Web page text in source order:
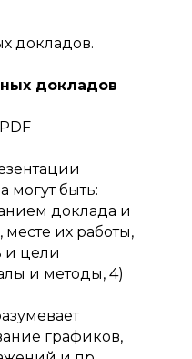
докладов.
докладов
могут быть:
доклада и
их работы,
и цели
и методы, 4)
графиков,